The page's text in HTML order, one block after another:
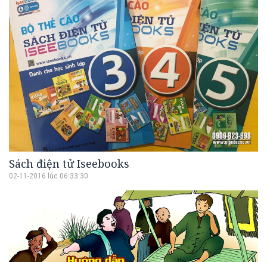
Sách điện tử Iseebooks
02-11-2016 lúc 06:33:30